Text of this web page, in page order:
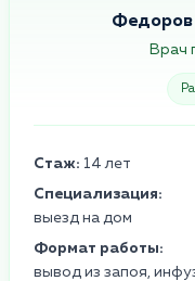
Федоров
Врач
Стаж: 14 лет
Специализация:
выезд на дом
Формат работы:
вывод из запоя,